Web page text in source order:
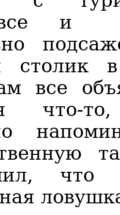
все и
столик
все
что-
что